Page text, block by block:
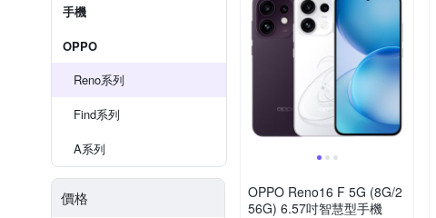
手機
OPPO
Reno系列
Find系列
A系列
價格
OPPO Reno16 F 5G (8G/2
56G) 6.57吋智慧型手機